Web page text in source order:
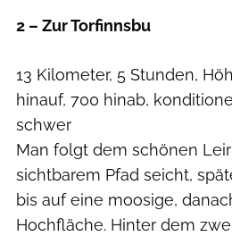
2 – Zur Torfinnsbu
13 Kilometer, 5 Stunden,
hinauf, 700 hinab,
schwer
Man folgt dem schönen
sichtbarem Pfad seicht,
bis auf eine moosige,
Hochfläche. Hinter dem